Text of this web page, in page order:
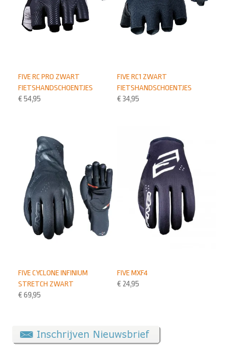
FIVE RC1 ZWART
FIETSHANDSCHOENTJES
€ 34,95
FIVE RC PRO ZWART
FIETSHANDSCHOENTJES
€ 54,95
FIVE MXF4
€ 24,95
FIVE CYCLONE INFINIUM
STRETCH ZWART
€ 69,95